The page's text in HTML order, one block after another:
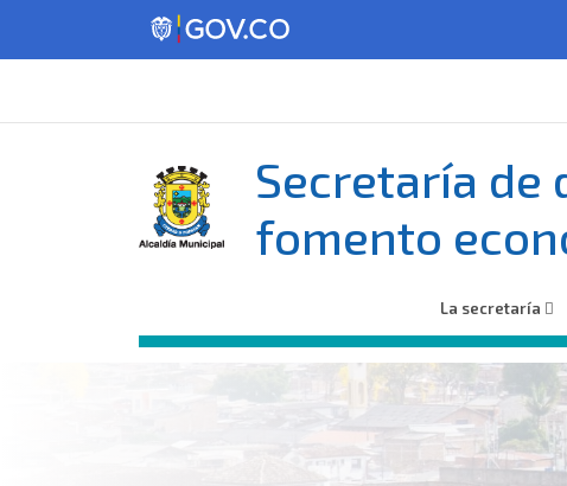
Secretaría de
fomento
La secretaría